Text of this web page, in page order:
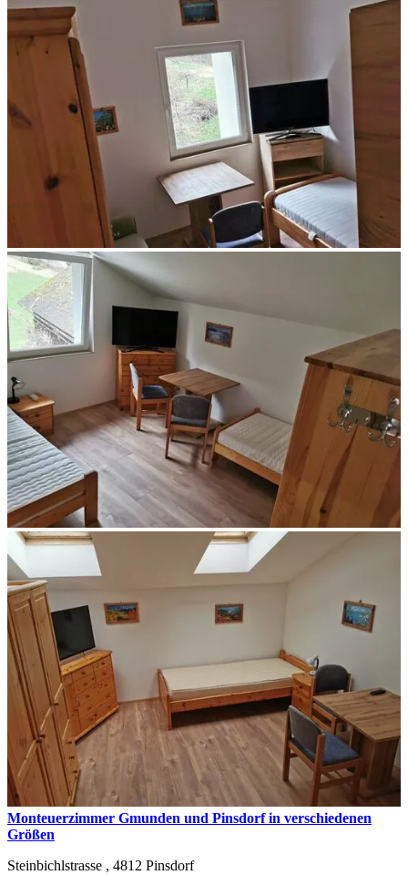
Monteuerzimmer Gmunden und Pinsdorf in verschiedenen
Größen
Steinbichlstrasse , 4812 Pinsdorf